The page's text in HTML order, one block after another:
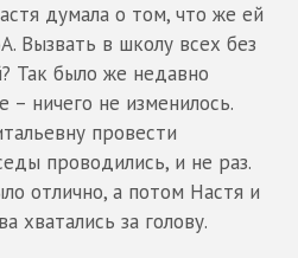
думала о том, что же ей
Вызвать в школу всех без
Так было же недавно
– ничего не изменилось.
провести
проводились, и не раз.
отлично, а потом Настя и
хватались за голову.